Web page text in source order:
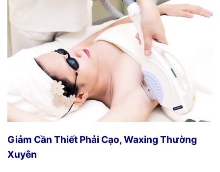
Giảm Cần Thiết Phải Cạo, Waxing Thường
Xuyên